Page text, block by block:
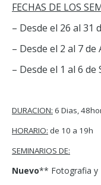
FECHAS DE LOS
– Desde el 26 al 31
– Desde el 2 al 7 de
– Desde el 1 al 6 de
DURACION: 6 Dias,
HORARIO: de 10 a 19h
SEMINARIOS DE:
Nuevo** Fotografia y